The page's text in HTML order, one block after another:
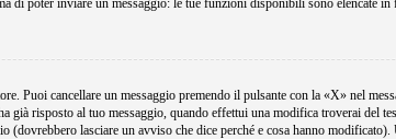
poter inviare un messaggio: le tue funzioni disponibili sono elencate
Puoi cancellare un messaggio premendo il pulsante con la «X» nel
già risposto al tuo messaggio, quando effettui una modifica troverai del
lasciare un avviso che dice perché e cosa hanno